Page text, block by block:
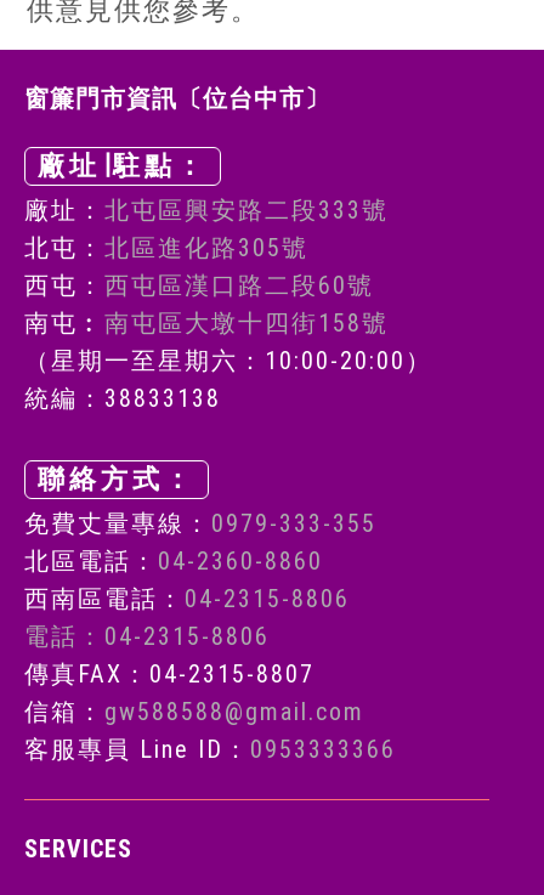
供意見供您參考。
窗簾門市資訊〔位台中市〕
廠址∣駐點：
廠址： 北屯區興安路二段333號
北屯： 北區進化路305號
西屯： 西屯區漢口路二段60號
南屯︰ 南屯區大墩十四街158號
（星期一至星期六：10:00-20:00）
統編：38833138
聯絡方式：
免費丈量專線： 0979-333-355
北區電話： 04-2360-8860
西南區電話： 04-2315-8806
電話：04-2315-8806
傳真FAX：04-2315-8807
信箱： gw588588@gmail.com
客服專員 Line ID： 0953333366
SERVICES